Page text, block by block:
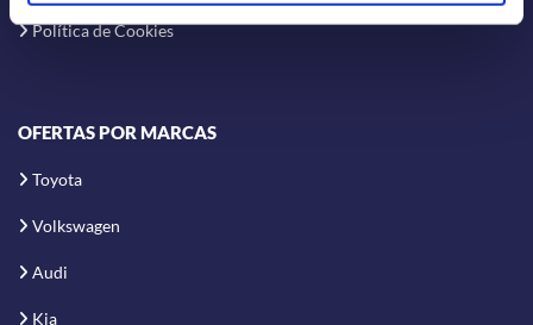
Política de Cookies
OFERTAS POR MARCAS
Toyota
Volkswagen
Audi
Kia